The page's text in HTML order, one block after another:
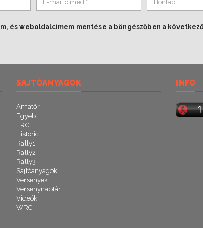
és weboldalcímem mentése a böngészőben a
SAJTÓANYAGOK
Amatőr
Egyéb
ERC
Historic
Rally1
Rally2
Rally3
Sajtóanyagok
Versenyek
Versenynaptár
Videók
WRC
INFO